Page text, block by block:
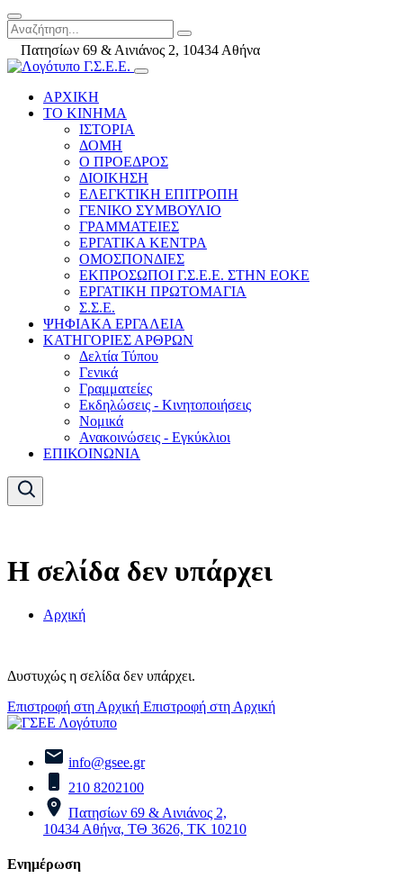
Πατησίων 69 & Αινιάνος 2, 10434 Αθήνα
ΑΡΧΙΚΗ
ΤΟ ΚΙΝΗΜΑ
ΙΣΤΟΡΙΑ
ΔΟΜΗ
Ο ΠΡΟΕΔΡΟΣ
ΔΙΟΙΚΗΣΗ
ΕΛΕΓΚΤΙΚΗ ΕΠΙΤΡΟΠΗ
ΓΕΝΙΚΟ ΣΥΜΒΟΥΛΙΟ
ΓΡΑΜΜΑΤΕΙΕΣ
ΕΡΓΑΤΙΚΑ ΚΕΝΤΡΑ
ΟΜΟΣΠΟΝΔΙΕΣ
ΕΚΠΡΟΣΩΠΟΙ Γ.Σ.Ε.Ε. ΣΤΗΝ ΕΟΚΕ
ΕΡΓΑΤΙΚΗ ΠΡΩΤΟΜΑΓΙΑ
Σ.Σ.Ε.
ΨΗΦΙΑΚΑ ΕΡΓΑΛΕΙΑ
ΚΑΤΗΓΟΡΙΕΣ ΑΡΘΡΩΝ
Δελτία Τύπου
Γενικά
Γραμματείες
Εκδηλώσεις - Κινητοποιήσεις
Νομικά
Ανακοινώσεις - Εγκύκλιοι
ΕΠΙΚΟΙΝΩΝΙΑ
Η σελίδα δεν υπάρχει
Αρχική
Δυστυχώς η σελίδα δεν υπάρχει.
Επιστροφή στη Αρχική Επιστροφή στη Αρχική
info@gsee.gr
210 8202100
Πατησίων 69 & Αινιάνος 2,
10434 Αθήνα, ΤΘ 3626, ΤΚ 10210
Ενημέρωση